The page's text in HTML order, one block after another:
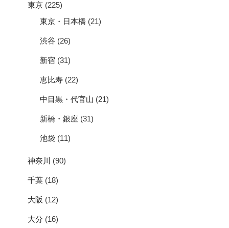
東京 (225)
東京・日本橋 (21)
渋谷 (26)
新宿 (31)
恵比寿 (22)
中目黒・代官山 (21)
新橋・銀座 (31)
池袋 (11)
神奈川 (90)
千葉 (18)
大阪 (12)
大分 (16)